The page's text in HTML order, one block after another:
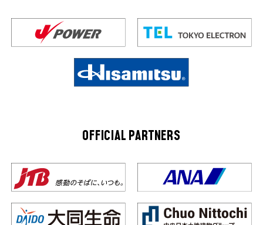
OFFICIAL PARTNERS